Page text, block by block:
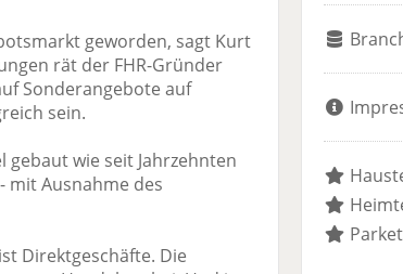
geworden, sagt Kurt
rät der FHR-Gründer
Sonderangebote auf
sein.
gebaut wie seit Jahrzehnten
mit Ausnahme des
Direktgeschäfte. Die